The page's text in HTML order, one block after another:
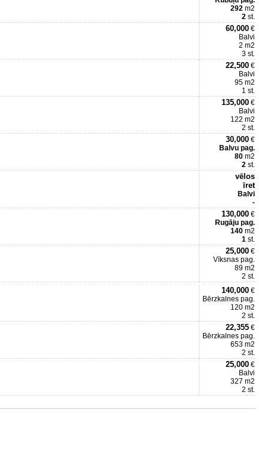
292 m2
2 st.
60,000 €
Balvi
2 m2
3 st.
22,500 €
Balvi
95 m2
1 st.
135,000 €
Balvi
122 m2
2 st.
30,000 €
Balvu pag.
80 m2
2 st.
vēlos
īret
Balvi
-
130,000 €
Rugāju pag.
140 m2
1 st.
25,000 €
Vīksnas pag.
89 m2
2 st.
140,000 €
Bērzkalnes pag.
120 m2
2 st.
22,355 €
Bērzkalnes pag.
653 m2
2 st.
25,000 €
Balvi
327 m2
2 st.